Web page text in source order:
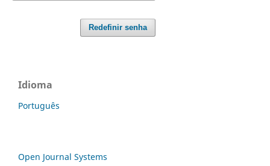
Redefinir senha
Idioma
Português
Open Journal Systems